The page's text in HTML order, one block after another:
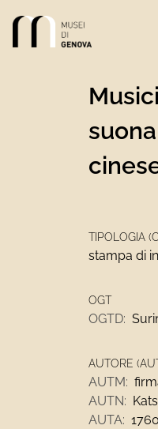
Link alla homepage
TIPOLOGIA
stampa di
OGT
OGTD:
AUTORE
AUTM:
AUTN:
AUTA: